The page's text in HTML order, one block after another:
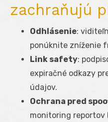
zachraňujú
Odhlásenie:
ponúknite zníženie
Link safety:
expiračné odkazy
údajov.
Ochrana pred
monitoring reportov